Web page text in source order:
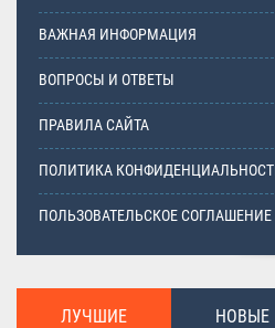
ВАЖНАЯ ИНФОРМАЦИЯ
ВОПРОСЫ И ОТВЕТЫ
ПРАВИЛА САЙТА
ПОЛИТИКА
ПОЛЬЗОВАТЕЛЬСКОЕ СОГЛАШЕНИЕ
ЛУЧШИЕ НОВЫЕ